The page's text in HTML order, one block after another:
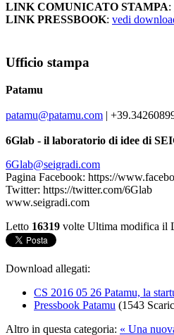
LINK COMUNICATO STAMPA:
LINK PRESSBOOK: vedi
Ufficio stampa
Patamu
patamu@patamu.com |
6Glab - il laboratorio di idee di
6Glab@seigradi.com
Pagina Facebook: https://
Twitter: https://twitter.com/6Glab
www.seigradi.com
Letto 16319 volte Ultima modifica il
Download allegati:
CS 2016 05 26 Patamu, la
Pressbook Patamu (1543
Altro in questa categoria: « Una